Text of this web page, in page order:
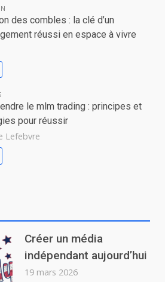
des combles : la clé d’un
réussi en espace à vivre
le mlm trading : principes et
pour réussir
Lefebvre
Créer un média
indépendant aujourd’hui
19 mars 2026